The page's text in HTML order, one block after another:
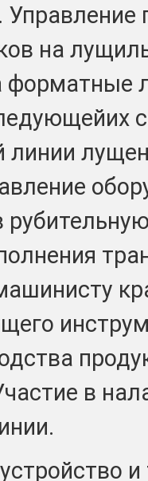
на
форматные
линии
в
устройство